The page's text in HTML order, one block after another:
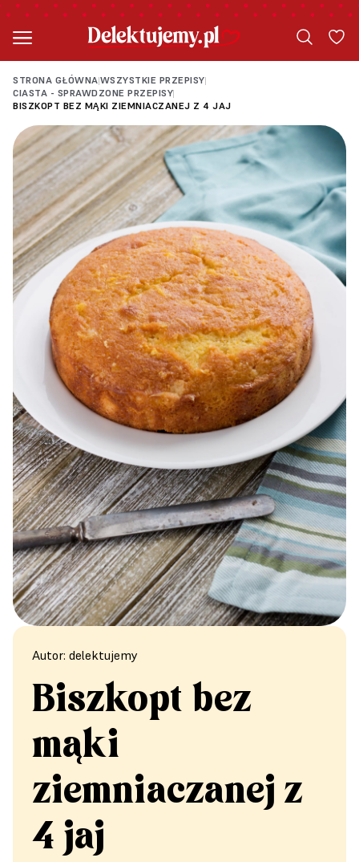
STRONA GŁÓWNA|WSZYSTKIE PRZEPISY|
CIASTA - SPRAWDZONE PRZEPISY|
BISZKOPT BEZ MĄKI ZIEMNIACZANEJ Z 4 JAJ
Autor: delektujemy
Biszkopt bez
mąki
ziemniaczanej z
4 jaj